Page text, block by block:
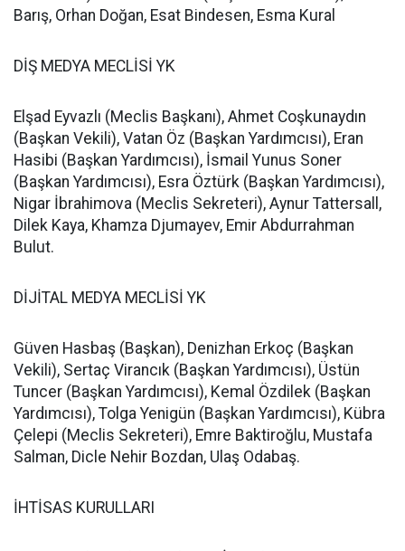
Barış, Orhan Doğan, Esat Bindesen, Esma Kural
DİŞ MEDYA MECLİSİ YK
Elşad Eyvazlı (Meclis Başkanı), Ahmet Coşkunaydın
(Başkan Vekili), Vatan Öz (Başkan Yardımcısı), Eran
Hasibi (Başkan Yardımcısı), İsmail Yunus Soner
(Başkan Yardımcısı), Esra Öztürk (Başkan Yardımcısı),
Nigar İbrahimova (Meclis Sekreteri), Aynur Tattersall,
Dilek Kaya, Khamza Djumayev, Emir Abdurrahman
Bulut.
DİJİTAL MEDYA MECLİSİ YK
Güven Hasbaş (Başkan), Denizhan Erkoç (Başkan
Vekili), Sertaç Virancık (Başkan Yardımcısı), Üstün
Tuncer (Başkan Yardımcısı), Kemal Özdilek (Başkan
Yardımcısı), Tolga Yenigün (Başkan Yardımcısı), Kübra
Çelepi (Meclis Sekreteri), Emre Baktiroğlu, Mustafa
Salman, Dicle Nehir Bozdan, Ulaş Odabaş.
İHTİSAS KURULLARI